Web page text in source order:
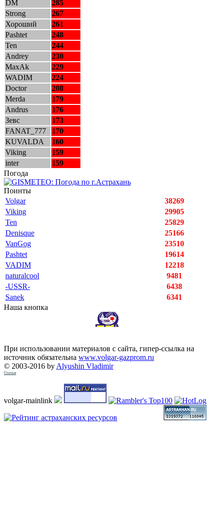
DM
285
Strong
267
Хороший
261
Pashtet
248
Ten
244
Andrey
230
MaxAk
229
WADIM
224
Doctor
208
Merda
179
Andrus
176
Зевс
173
FANAT_777
170
KUVALDA
160
Viking
159
inter
159
Погода
Поинты
Volgar
38269
Viking
29905
Ten
25829
Denisque
25166
VanGog
23510
Pashtet
19614
VADIM
12218
naturalcool
9481
-USSR-
6438
Sanek
6341
Наша кнопка
При использовании материалов с сайта, гипер-ссылка на
источник обязательна www.volgar-gazprom.ru
© 2003-2016 by Alyushin Vladimir
Статьи
volgar-mainlink